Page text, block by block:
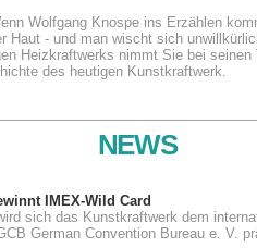
Wolfgang Knospe ins Erzählen
Haut - und man wischt sich
Heizkraftwerks nimmt Sie bei seinen
des heutigen Kunstkraftwerk.
NEWS
IMEX-Wild Card
sich das Kunstkraftwerk dem
German Convention Bureau e. V.